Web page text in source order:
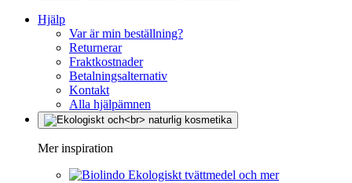
Hjälp
Var är min beställning?
Returnerar
Fraktkostnader
Betalningsalternativ
Kontakt
Alla hjälpämnen
Mer inspiration
Ekologiskt tvättmedel och mer